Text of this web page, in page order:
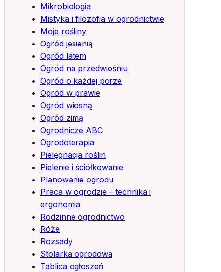
Mikrobiologia
Mistyka i filozofia w ogrodnictwie
Moje rośliny
Ogród jesienią
Ogród latem
Ogród na przedwiośniu
Ogród o każdej porze
Ogród w prawie
Ogród wiosną
Ogród zimą
Ogrodnicze ABC
Ogrodoterapia
Pielęgnacja roślin
Pielenie i ściółkowanie
Planowanie ogrodu
Praca w ogrodzie – technika i
ergonomia
Rodzinne ogrodnictwo
Róże
Rozsady
Stolarka ogrodowa
Tablica ogłoszeń